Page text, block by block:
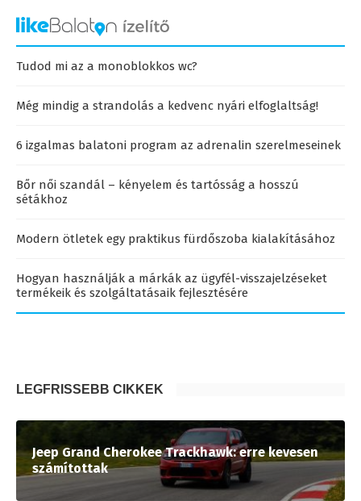
Tudod mi az a monoblokkos wc?
Még mindig a strandolás a kedvenc nyári elfoglaltság!
6 izgalmas balatoni program az adrenalin szerelmeseinek
Bőr női szandál – kényelem és tartósság a hosszú
sétákhoz
Modern ötletek egy praktikus fürdőszoba kialakításához
Hogyan használják a márkák az ügyfél-visszajelzéseket
termékeik és szolgáltatásaik fejlesztésére
LEGFRISSEBB CIKKEK
Jeep Grand Cherokee Trackhawk: erre kevesen
számítottak